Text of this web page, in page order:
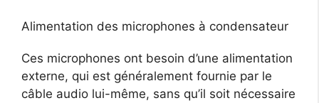
Alimentation des microphones à condensateur
Ces microphones ont besoin d’une alimentation
externe, qui est généralement fournie par le
câble audio lui-même, sans qu’il soit nécessaire